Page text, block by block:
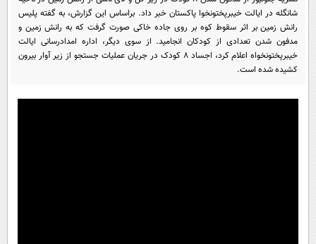
سرگرمی
فناوری
گوناگون
پیامک
روانشناسی
آشپزی
شانگله در ایالت خیبرپختونخوا پاکستان خبر داد. براساس این گزارش، به گفته پلیس
رانش زمین بر اثر سقوط کوه بر روی جاده خاکی صورت گرفت که به رانش زمین و
مدفون شدن تعدادی از کودکان انجامید. از سوی دیگر، اداره امدادرسانی ایالت
خیبرپختونخواه اعلام کرد، اجساد ۸ کودک در جریان عملیات جستجو از زیر آوار بیرون
کشیده شده است.